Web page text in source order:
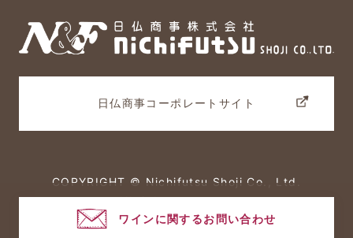
ワインに関するお問い合わせ
日仏商事コーポレートサイト
COPYRIGHT © Nichifutsu Shoji Co., Ltd.
All rights reserved.